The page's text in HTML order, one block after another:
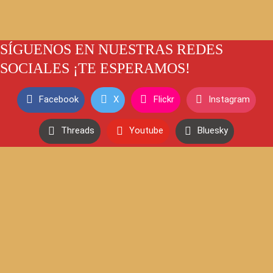
SÍGUENOS EN NUESTRAS REDES
SOCIALES ¡TE ESPERAMOS!
Facebook X Flickr Instagram
Threads Youtube Bluesky